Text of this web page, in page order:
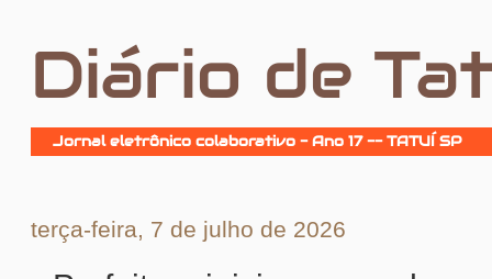
Diário de
Jornal eletrônico colaborativo - Ano 17 -- TATUÍ SP
terça-feira, 7 de julho de 2026